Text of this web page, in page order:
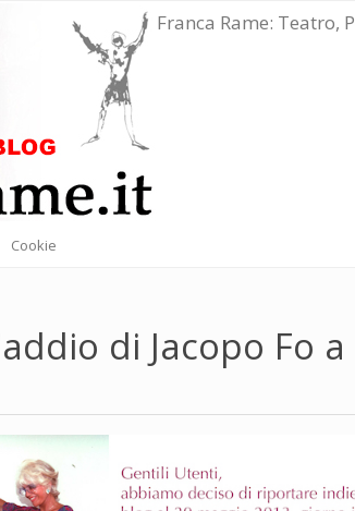
Franca Rame:
Cookie
di Jacopo Fo